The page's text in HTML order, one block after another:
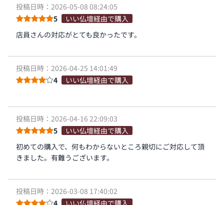
投稿日時：2026-05-08 08:24:05
5
いい仏壇経由で購入
店員さんの対応がとても良かったです。
投稿日時：2026-04-25 14:01:49
4
いい仏壇経由で購入
投稿日時：2026-04-16 22:09:03
5
いい仏壇経由で購入
初めての購入で、何もわからないところ親切にご対応して頂
きました。有難うございます。
投稿日時：2026-03-08 17:40:02
4
いい仏壇経由で購入